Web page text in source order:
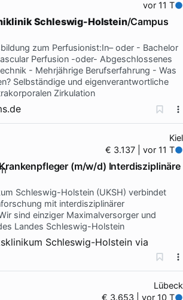
vor 11 T
Schleswig-Holstein/Campus
zum Perfusionist:In– oder - Bachelor
Perfusion -oder- Abgeschlossenes
- Mehrjährige Berufserfahrung - Was
Selbständige und eigenverantwortliche
Zirkulation
Kiel
€ 3.137 | vor 11 T
(m/w/d) Interdisziplinäre
Schleswig-Holstein (UKSH) verbindet
mit interdisziplinärer
sind einziger Maximalversorger und
Landes Schleswig-Holstein
Schleswig-Holstein via
Lübeck
€ 3.653 | vor 10 T